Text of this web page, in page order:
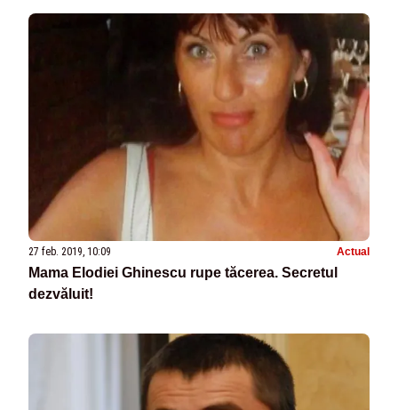
27 feb. 2019, 10:09 Actual
Mama Elodiei Ghinescu rupe tăcerea. Secretul
dezvăluit!